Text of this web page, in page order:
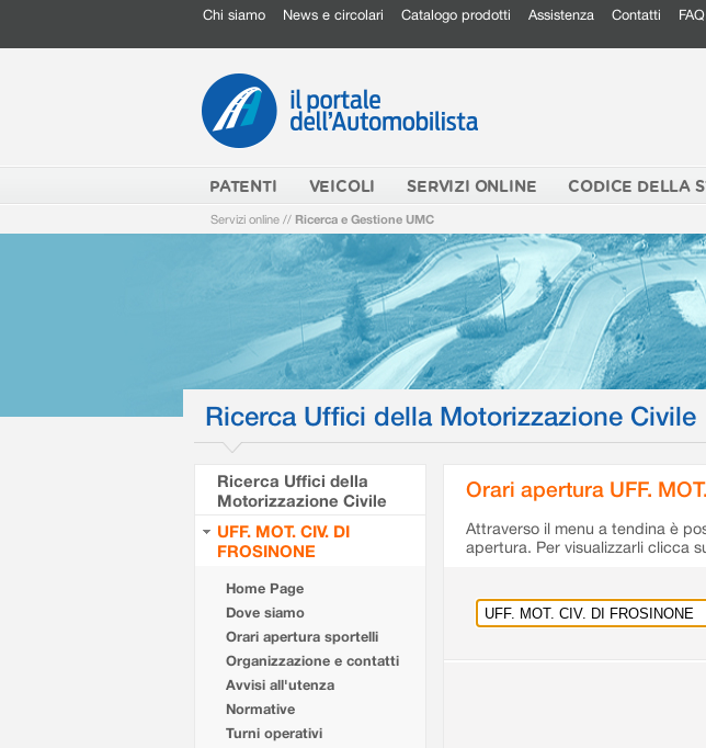
Chi siamo News e circolari Catalogo prodotti Assistenza Contatti FAQ
PATENTI VEICOLI SERVIZI ONLINE CODICE DELLA
Servizi online // Ricerca e Gestione UMC
Ricerca Uffici della Motorizzazione Civile
Ricerca Uffici della
Motorizzazione Civile
UFF. MOT. CIV. DI
FROSINONE
Home Page
Dove siamo
Orari apertura sportelli
Organizzazione e contatti
Avvisi all'utenza
Normative
Turni operativi
Orari apertura UFF.
Attraverso il menu a tendina è
apertura. Per visualizzarli clicca